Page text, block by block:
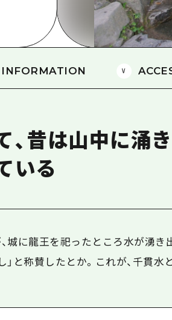
INFORMATION
、昔は山中に涌
いる
城に龍王を祀ったところ水が湧き
と称賛したとか。これが、千貫水